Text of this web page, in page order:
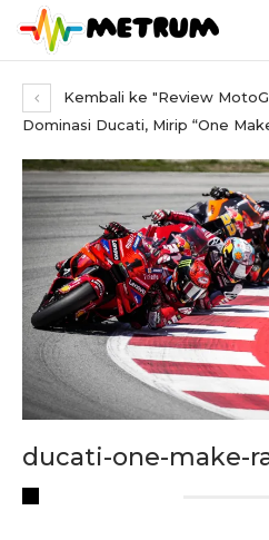
Kembali ke "Review
Dominasi Ducati, Mirip “One
ducati-one-make-